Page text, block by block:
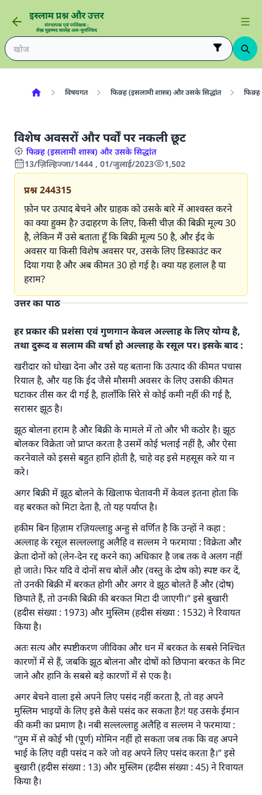
विषयगत फिक़्ह (इसलामी शास्त्र) और उसके सिद्धांत फिक़्ह
विशेष अवसरों और पर्वों पर नकली छूट
फिक़्ह (इसलामी शास्त्र) और उसके सिद्धांत
13/ज़िल्हिज्जा/1444 , 01/जुलाई/2023
1,502
प्रश्न244315
फ़ोन पर उत्पाद बेचने और ग्राहक को उसके बारे में आश्वस्त करने
का क्या हुक्म हैॽ उदाहरण के लिए, किसी चीज़ की बिक्री मूल्य 30
है, लेकिन मैं उसे बताता हूँ कि बिक्री मूल्य 50 है, और ईद के
अवसर या किसी विशेष अवसर पर, उसके लिए डिस्काउंट कर
दिया गया है और अब कीमत 30 हो गई है। क्या यह हलाल है या
हराम?
उत्तर का पाठ
हर प्रकार की प्रशंसा एवं गुणगान केवल अल्लाह के लिए योग्य है,
तथा दुरूद व सलाम की वर्षा हो अल्लाह के रसूल पर। इसके बाद :
खरीदार को धोखा देना और उसे यह बताना कि उत्पाद की कीमत पचास
रियाल है, और यह कि ईद जैसे मौसमी अवसर के लिए उसकी कीमत
घटाकर तीस कर दी गई है, हालाँकि सिरे से कोई कमी नहीं की गई है,
सरासर झूठ है।
झूठ बोलना हराम है और बिक्री के मामले में तो और भी कठोर है। झूठ
बोलकर विक्रेता जो प्राप्त करता है उसमें कोई भलाई नहीं है, और ऐसा
करनेवाले को इससे बहुत हानि होती है, चाहे वह इसे महसूस करे या न
करे।
अगर बिक्री में झूठ बोलने के खिलाफ चेतावनी में केवल इतना होता कि
वह बरकत को मिटा देता है, तो यह पर्याप्त है।
हकीम बिन हिज़ाम रज़ियल्लाहु अन्हु से वर्णित है कि उन्हों ने कहा :
अल्लाह के रसूल सल्लल्लाहु अलैहि व सल्लम ने फरमाया : विक्रेता और
क्रेता दोनों को (लेन-देन रद्द करने का) अधिकार है जब तक वे अलग नहीं
हो जाते। फिर यदि वे दोनों सच बोलें और (वस्तु के दोष को) स्पष्ट कर दें,
तो उनकी बिक्री में बरकत होगी और अगर वे झूठ बोलते हैं और (दोष)
छिपाते हैं, तो उनकी बिक्री की बरकत मिटा दी जाएगी।” इसे बुखारी
(हदीस संख्या : 1973) और मुस्लिम (हदीस संख्या : 1532) ने रिवायत
किया है।
अतः सत्य और स्पष्टीकरण जीविका और धन में बरकत के सबसे निश्चित
कारणों में से हैं, जबकि झूठ बोलना और दोषों को छिपाना बरकत के मिट
जाने और हानि के सबसे बड़े कारणों में से एक है।
अगर बेचने वाला इसे अपने लिए पसंद नहीं करता है, तो वह अपने
मुस्लिम भाइयों के लिए इसे कैसे पसंद कर सकता हैॽ! यह उसके ईमान
की कमी का प्रमाण है। नबी सल्लल्लाहु अलैहि व सल्लम ने फरमाया :
“तुम में से कोई भी (पूर्ण) मोमिन नहीं हो सकता जब तक कि वह अपने
भाई के लिए वही पसंद न करे जो वह अपने लिए पसंद करता है।” इसे
बुखारी (हदीस संख्या : 13) और मुस्लिम (हदीस संख्या : 45) ने रिवायत
किया है।
उत्तर संख्या 110845 ने एक शादी बचाई।.
उम्मत के प्रश्नों का उत्तर देने में हमारी सहायता करें
अल्लाह के रसूल सल्लल्लाहु अलैहि व सल्लम ने फरमाया :
'जो व्यक्ति भलाई का मार्ग दर्शाए, उसके लिए उस भलाई के
करने वाले के समान प्रतिफल है।''
(मुस्लिम : 1893).
योगदान करें